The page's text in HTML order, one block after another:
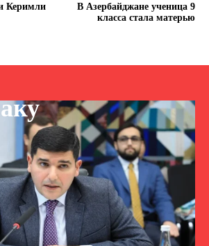
Керимли
В Азербайджане ученица 9
класса стала матерью